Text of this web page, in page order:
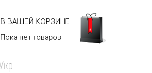
В ВАШЕЙ КОРЗИНЕ
Пока нет товаров